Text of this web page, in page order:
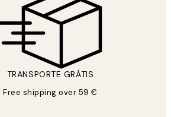
TRANSPORTE GRÁTIS
Free shipping over 59 €